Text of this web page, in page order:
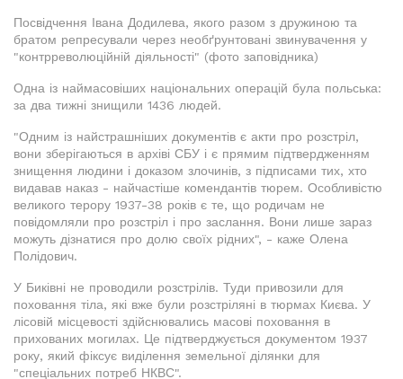
Посвідчення Івана Додилева, якого разом з дружиною та
братом репресували через необґрунтовані звинувачення у
"контрреволюційній діяльності" (фото заповідника)
Одна із наймасовіших національних операцій була польська:
за два тижні знищили 1436 людей.
"Одним із найстрашніших документів є акти про розстріл,
вони зберігаються в архіві СБУ і є прямим підтвердженням
знищення людини і доказом злочинів, з підписами тих, хто
видавав наказ - найчастіше комендантів тюрем. Особливістю
великого терору 1937-38 років є те, що родичам не
повідомляли про розстріл і про заслання. Вони лише зараз
можуть дізнатися про долю своїх рідних", - каже Олена
Полідович.
У Биківні не проводили розстрілів. Туди привозили для
поховання тіла, які вже були розстріляні в тюрмах Києва. У
лісовій місцевості здійснювались масові поховання в
прихованих могилах. Це підтверджується документом 1937
року, який фіксує виділення земельної ділянки для
"спеціальних потреб НКВС".